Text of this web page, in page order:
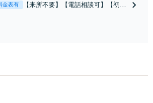
争点を整理し、見
金表有
【来所不要】【電話相談可】【初回